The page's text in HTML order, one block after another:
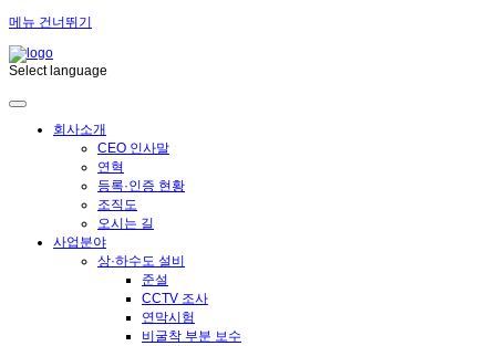
메뉴 건너뛰기
Select language
회사소개
CEO 인사말
연혁
등록·인증 현황
조직도
오시는 길
사업분야
상·하수도 설비
준설
CCTV 조사
연막시험
비굴착 부분 보수